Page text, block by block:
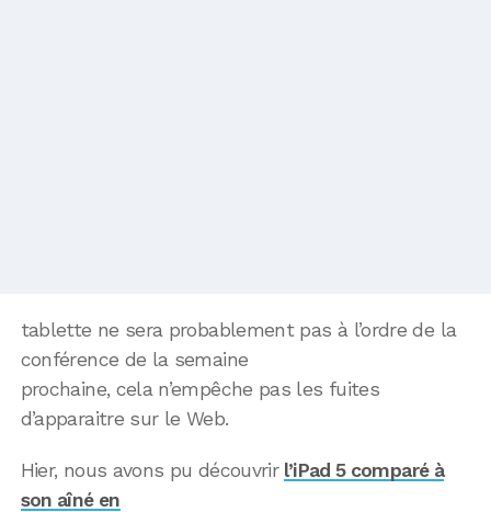
tablette ne sera probablement pas à l’ordre de la
conférence de la semaine
prochaine, cela n’empêche pas les fuites
d’apparaitre sur le Web.
Hier, nous avons pu découvrir l’iPad 5 comparé à
son aîné en